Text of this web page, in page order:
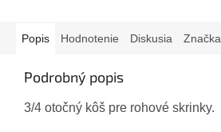
Popis Hodnotenie Diskusia Značka
Podrobný popis
3/4 otočný kôš pre rohové skrinky.